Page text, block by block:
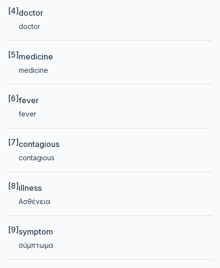
[4] doctor
doctor
[5] medicine
medicine
[6]fever
fever
[7] contagious
contagious
[8] illness
Ασθένεια
[9] symptom
σύμπτωμα